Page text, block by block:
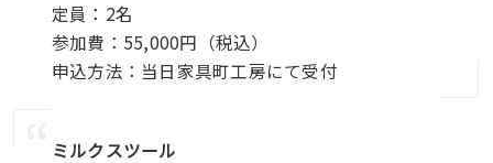
定員：2名
参加費：55,000円（税込）
申込方法：当日家具町工房にて受付
ミルクスツール